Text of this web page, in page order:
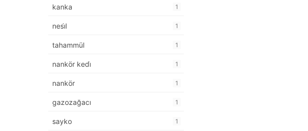
kanka 1
nesi̇l 1
tahammül 1
nankör kedi̇ 1
nankör 1
gazozağacı 1
sayko 1